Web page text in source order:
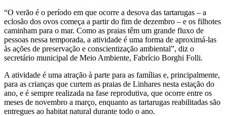
“O verão é o período em que ocorre a desova das tartarugas – a
eclosão dos ovos começa a partir do fim de dezembro – e os filhotes
caminham para o mar. Como as praias têm um grande fluxo de
pessoas nessa temporada, a atividade é uma forma de aproximá-las
às ações de preservação e conscientização ambiental”, diz o
secretário municipal de Meio Ambiente, Fabrício Borghi Folli.
A atividade é uma atração à parte para as famílias e, principalmente,
para as crianças que curtem as praias de Linhares nesta estação do
ano, e é sempre realizada na fase reprodutiva, que ocorre entre os
meses de novembro a março, enquanto as tartarugas reabilitadas são
entregues ao habitat natural durante todo o ano.